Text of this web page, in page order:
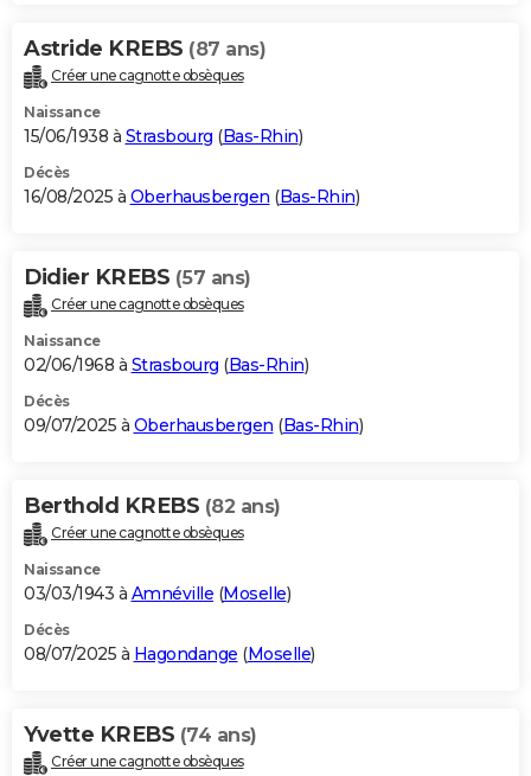
Astride KREBS (87 ans)
Créer une cagnotte obsèques
Naissance
15/06/1938 à Strasbourg (Bas-Rhin)
Décès
16/08/2025 à Oberhausbergen (Bas-Rhin)
Didier KREBS (57 ans)
Créer une cagnotte obsèques
Naissance
02/06/1968 à Strasbourg (Bas-Rhin)
Décès
09/07/2025 à Oberhausbergen (Bas-Rhin)
Berthold KREBS (82 ans)
Créer une cagnotte obsèques
Naissance
03/03/1943 à Amnéville (Moselle)
Décès
08/07/2025 à Hagondange (Moselle)
Yvette KREBS (74 ans)
Créer une cagnotte obsèques